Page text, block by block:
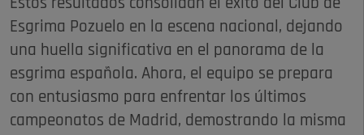
Estos resultados consolidan el éxito del Club de
Esgrima Pozuelo en la escena nacional, dejando
una huella significativa en el panorama de la
esgrima española. Ahora, el equipo se prepara
con entusiasmo para enfrentar los últimos
campeonatos de Madrid, demostrando la misma